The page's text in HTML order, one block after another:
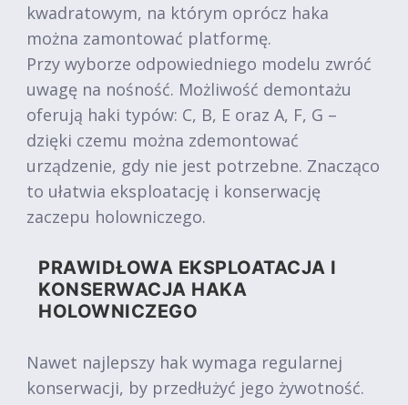
kwadratowym, na którym oprócz haka
można zamontować platformę.
Przy wyborze odpowiedniego modelu zwróć
uwagę na nośność. Możliwość demontażu
oferują haki typów: C, B, E oraz A, F, G –
dzięki czemu można zdemontować
urządzenie, gdy nie jest potrzebne. Znacząco
to ułatwia eksploatację i konserwację
zaczepu holowniczego.
PRAWIDŁOWA EKSPLOATACJA I
KONSERWACJA HAKA
HOLOWNICZEGO
Nawet najlepszy hak wymaga regularnej
konserwacji, by przedłużyć jego żywotność.